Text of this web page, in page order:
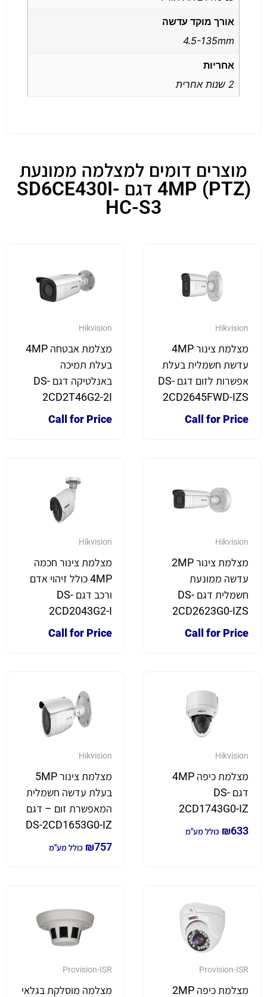
אורך מוקד עדשה
4.5-135mm
אחריות
2 שנות אחרית
מוצרים דומים למצלמה ממונעת
(PTZ) 4MP דגם SD6CE430I-
HC-S3
Hikvision
מצלמת צינור 4MP
עדשת חשמלית בעלת
אפשרות לזום דגם DS-
2CD2645FWD-IZS
Call for Price
Hikvision
מצלמת אבטחה 4MP
בעלת תמיכה
באנלטיקה דגם DS-
2CD2T46G2-2I
Call for Price
Hikvision
מצלמת צינור 2MP
עדשה ממונעת
חשמלית דגם DS-
2CD2623G0-IZS
Call for Price
Hikvision
מצלמת צינור חכמה
4MP כולל זיהוי אדם
ורכב דגם DS-
2CD2043G2-I
Call for Price
Hikvision
מצלמת כיפה 4MP
דגם DS-
2CD1743G0-IZ
₪633 כולל מע"מ
Hikvision
מצלמת צינור 5MP
בעלת עדשה חשמלית
המאפשרת זום – דגם
DS-2CD1653G0-IZ
₪757 כולל מע"מ
Provision-ISR
מצלמת כיפה 2MP
Provision-ISR
מצלמה מוסלקת בגלאי